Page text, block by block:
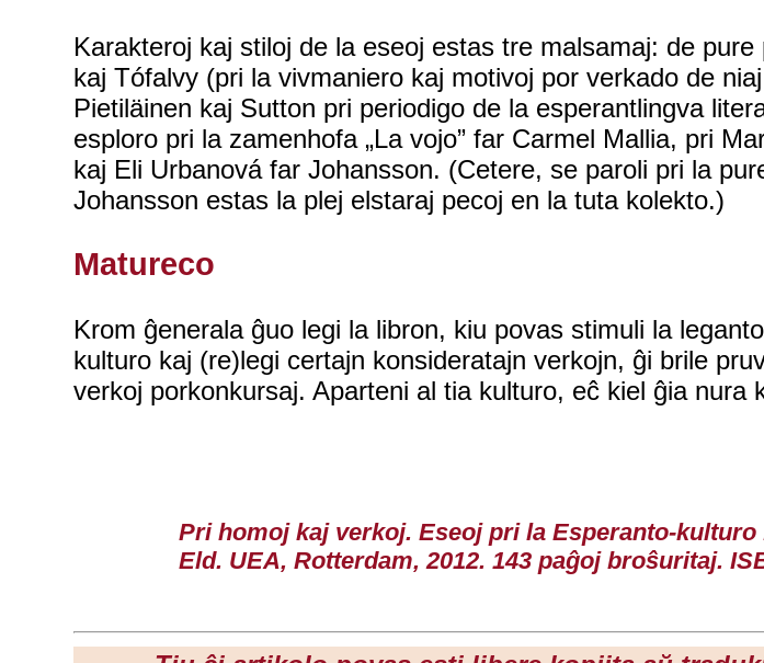
Karakteroj kaj stiloj de la eseoj estas tre malsamaj: de
kaj Tófalvy (pri la vivmaniero kaj motivoj por verkado de
Pietiläinen kaj Sutton pri periodigo de la esperantlingva
esploro pri la zamenhofa „La vojo” far Carmel Mallia, pri
kaj Eli Urbanová far Johansson. (Cetere, se paroli pri la
Johansson estas la plej elstaraj pecoj en la tuta kolekto.)
Matureco
Krom ĝenerala ĝuo legi la libron, kiu povas stimuli la
kulturo kaj (re)legi certajn konsideratajn verkojn, ĝi brile
verkoj porkonkursaj. Aparteni al tia kulturo, eĉ kiel ĝia nura
Pri homoj kaj verkoj. Eseoj pri la Esperanto-
Eld. UEA, Rotterdam, 2012. 143 paĝoj broŝuritaj.